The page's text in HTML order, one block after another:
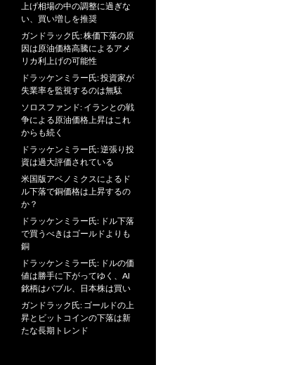
上げ相場の中の調整に過ぎな
い、買い増しを推奨
ガンドラック氏: 株価下落の原
因は原油価格高騰によるアメ
リカ利上げの可能性
ドラッケンミラー氏: 投資家が
失業率を監視するのは無駄
ソロスファンド: イランとの戦
争による原油価格上昇はこれ
からも続く
ドラッケンミラー氏: 逆張り投
資は過大評価されている
米国版アベノミクスによるド
ル下落で銅価格は上昇するの
か？
ドラッケンミラー氏: ドル下落
で買うべきはゴールドよりも
銅
ドラッケンミラー氏: ドルの価
値は勝手に下がってゆく、AI
銘柄はバブル、日本株は買い
ガンドラック氏: ゴールドの上
昇とビットコインの下落は新
たな長期トレンド